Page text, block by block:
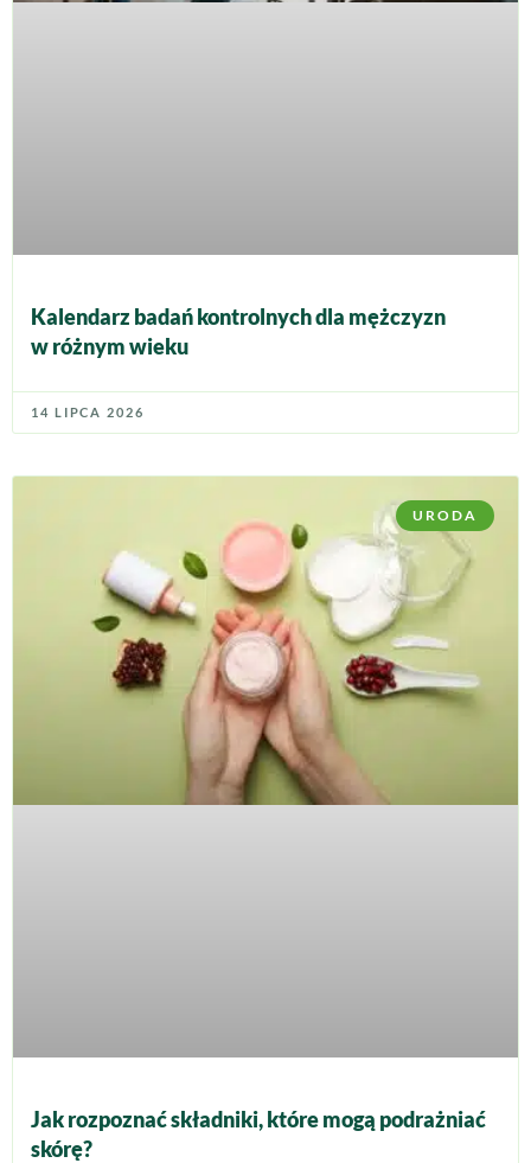
Kalendarz badań kontrolnych dla mężczyzn
w różnym wieku
14 LIPCA 2026
URODA
Jak rozpoznać składniki, które mogą podrażniać
skórę?